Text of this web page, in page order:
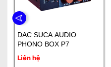
DAC SUCA AUDIO
PHONO BOX P7
Liên hệ